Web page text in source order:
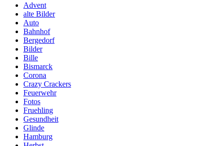
Advent
alte Bilder
Auto
Bahnhof
Bergedorf
Bilder
Bille
Bismarck
Corona
Crazy Crackers
Feuerwehr
Fotos
Fruehling
Gesundheit
Glinde
Hamburg